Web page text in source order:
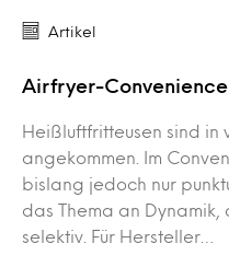
Artikel
Airfryer-
Heißluftfritteusen sind in
angekommen. Im
bislang jedoch nur
das Thema an
selektiv. Für Hersteller…